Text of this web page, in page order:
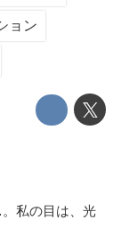
ョン
私の目は、光